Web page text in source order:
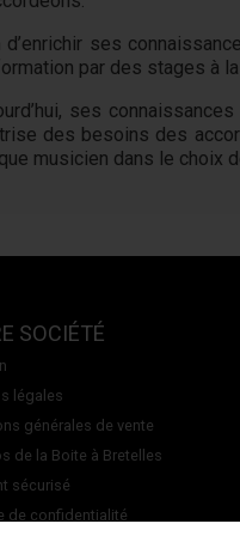
d’enrichir ses
par des stages à
ses
des besoins des
musicien dans le choix
SOCIÉTÉ
légales
générales de vente
de la Boite à Bretelles
sécurisé
de confidentialité